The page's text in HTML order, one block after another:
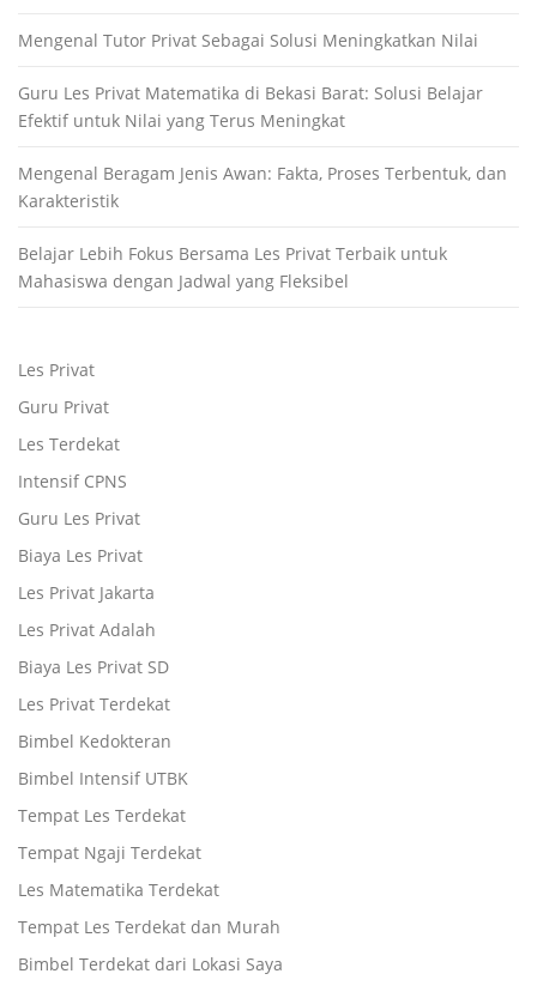
Mengenal Tutor Privat Sebagai Solusi Meningkatkan Nilai
Guru Les Privat Matematika di Bekasi Barat: Solusi Belajar
Efektif untuk Nilai yang Terus Meningkat
Mengenal Beragam Jenis Awan: Fakta, Proses Terbentuk, dan
Karakteristik
Belajar Lebih Fokus Bersama Les Privat Terbaik untuk
Mahasiswa dengan Jadwal yang Fleksibel
Les Privat
Guru Privat
Les Terdekat
Intensif CPNS
Guru Les Privat
Biaya Les Privat
Les Privat Jakarta
Les Privat Adalah
Biaya Les Privat SD
Les Privat Terdekat
Bimbel Kedokteran
Bimbel Intensif UTBK
Tempat Les Terdekat
Tempat Ngaji Terdekat
Les Matematika Terdekat
Tempat Les Terdekat dan Murah
Bimbel Terdekat dari Lokasi Saya